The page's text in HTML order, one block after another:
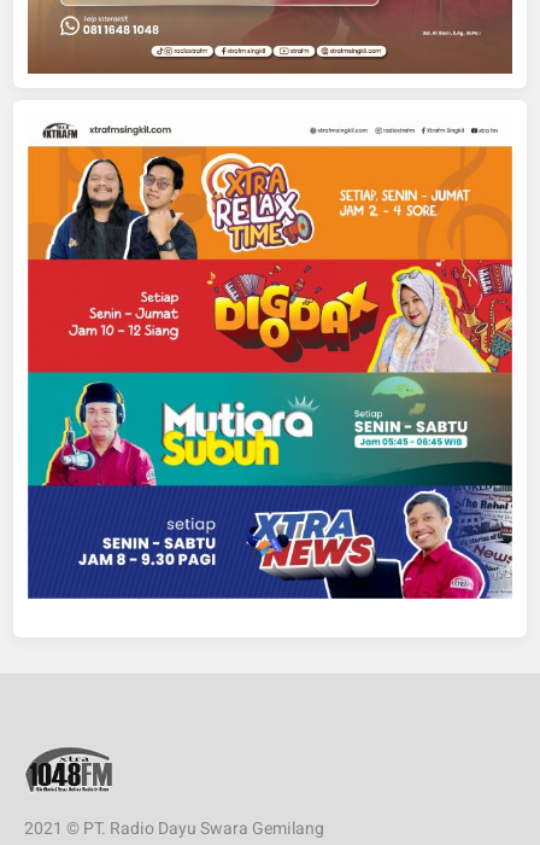
2021 © PT. Radio Dayu Swara Gemilang